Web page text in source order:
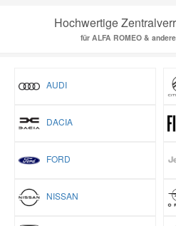
Hochwertige
für ALFA ROMEO &
AUDI
DACIA
FORD
NISSAN